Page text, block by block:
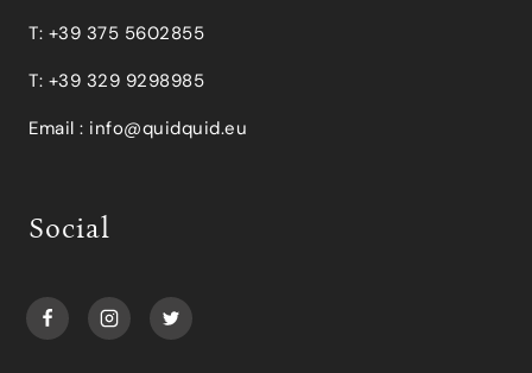
T: +39 375 5602855
T: +39 329 9298985
Email : info@quidquid.eu
Social